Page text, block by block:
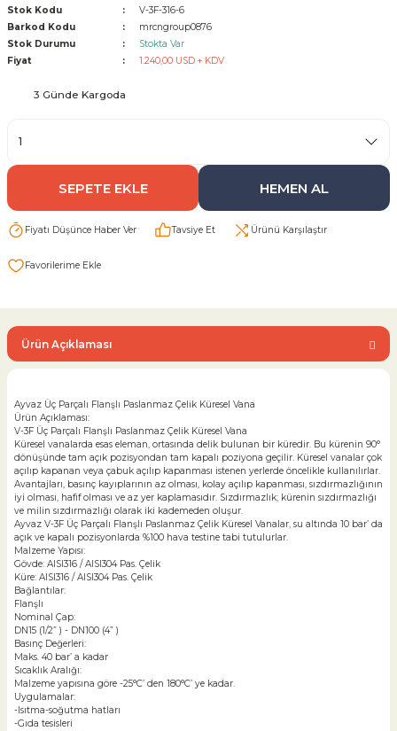
Vana
VANA
VANA
Stok Kodu
V-3F-316-6
Barkod Kodu
mrcngroup0876
Stok Durumu
Stokta Var
Fiyat
1.240,00 USD + KDV
3 Günde Kargoda
SEPETE EKLE HEMEN AL
Fiyatı Düşünce Haber Ver Tavsiye Et Ürünü Karşılaştır
Ürün Açıklaması
Ayvaz Üç Parçalı Flanşlı Paslanmaz Çelik Küresel Vana
Ürün Açıklaması:
V-3F Üç Parçalı Flanşlı Paslanmaz Çelik Küresel Vana
Küresel vanalarda esas eleman, ortasında delik bulunan bir küredir. Bu kürenin 90°
dönüşünde tam açık pozisyondan tam kapalı poziyona geçilir. Küresel vanalar çok
açılıp kapanan veya çabuk açılıp kapanması istenen yerlerde öncelikle kullanılırlar.
Avantajları, basınç kayıplarının az olması, kolay açılıp kapanması, sızdırmazlığının
iyi olması, hafif olması ve az yer kaplamasıdır. Sızdırmazlık; kürenin sızdırmazlığı
ve milin sızdırmazlığı olarak iki kademeden oluşur.
Ayvaz V-3F Üç Parçalı Flanşlı Paslanmaz Çelik Küresel Vanalar, su altında 10 bar’ da
açık ve kapalı pozisyonlarda %100 hava testine tabi tutulurlar.
Malzeme Yapısı:
Gövde: AISI316 / AISI304 Pas. Çelik
Küre: AISI316 / AISI304 Pas. Çelik
Bağlantılar:
Flanşlı
Nominal Çap:
DN15 (1/2” ) - DN100 (4” )
Basınç Değerleri:
Maks. 40 bar’ a kadar
Sıcaklık Aralığı:
Malzeme yapısına göre -25°C’ den 180°C’ ye kadar.
Uygulamalar:
-Isıtma-soğutma hatları
-Gıda tesisleri